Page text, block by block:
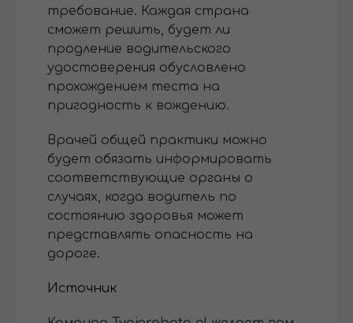
требование. Каждая страна
сможет решить, будет ли
продление водительского
удостоверения обусловлено
прохождением теста на
пригодность к вождению.
Врачей общей практики можно
будет обязать информировать
соответствующие органы о
случаях, когда водитель по
состоянию здоровья может
представлять опасность на
дороге.
Источник